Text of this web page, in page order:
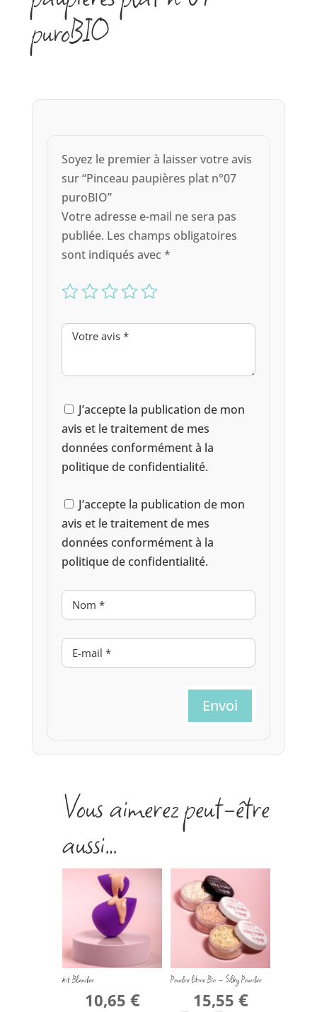
puroBIO
Soyez le premier à laisser votre avis
sur “Pinceau paupières plat n°07
puroBIO”
Votre adresse e-mail ne sera pas
publiée. Les champs obligatoires
sont indiqués avec *
J’accepte la publication de mon
avis et le traitement de mes
données conformément à la
politique de confidentialité.
J’accepte la publication de mon
avis et le traitement de mes
données conformément à la
politique de confidentialité.
Envoi
Vous aimerez peut-être
aussi…
kit Blender
10,65 €
Poudre libre Bio – Silky Powder
15,55 €